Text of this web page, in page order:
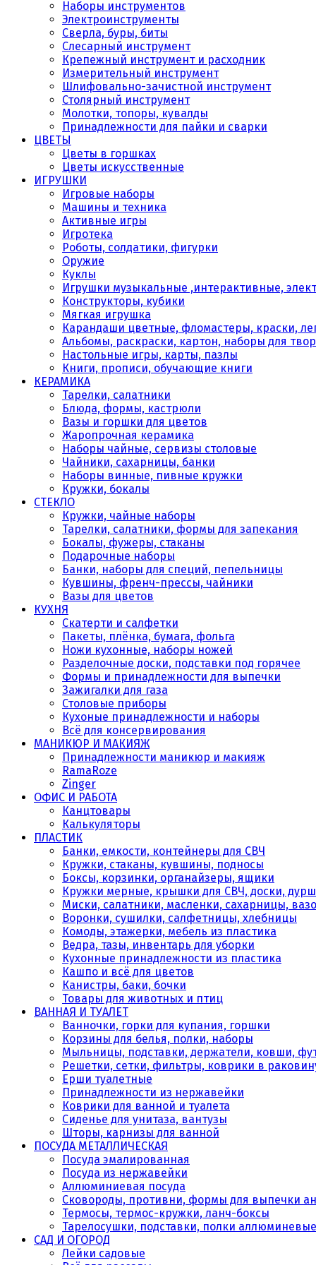
Наборы инструментов
Электроинструменты
Сверла, буры, биты
Слесарный инструмент
Крепежный инструмент и расходник
Измерительный инструмент
Шлифовально-зачистной инструмент
Столярный инструмент
Молотки, топоры, кувалды
Принадлежности для пайки и сварки
ЦВЕТЫ
Цветы в горшках
Цветы искусственные
ИГРУШКИ
Игровые наборы
Машины и техника
Активные игры
Игротека
Роботы, солдатики, фигурки
Оружие
Куклы
Игрушки музыкальные ,интерактивные,
Конструкторы, кубики
Мягкая игрушка
Карандаши цветные, фломастеры, краски,
Альбомы, раскраски, картон, наборы для
Настольные игры, карты, пазлы
Книги, прописи, обучающие книги
КЕРАМИКА
Тарелки, салатники
Блюда, формы, кастрюли
Вазы и горшки для цветов
Жаропрочная керамика
Наборы чайные, сервизы столовые
Чайники, сахарницы, банки
Наборы винные, пивные кружки
Кружки, бокалы
СТЕКЛО
Кружки, чайные наборы
Тарелки, салатники, формы для запекания
Бокалы, фужеры, стаканы
Подарочные наборы
Банки, наборы для специй, пепельницы
Кувшины, френч-прессы, чайники
Вазы для цветов
КУХНЯ
Скатерти и салфетки
Пакеты, плёнка, бумага, фольга
Ножи кухонные, наборы ножей
Разделочные доски, подставки под горячее
Формы и принадлежности для выпечки
Зажигалки для газа
Столовые приборы
Кухоные принадлежности и наборы
Всё для консервирования
МАНИКЮР И МАКИЯЖ
Принадлежности маникюр и макияж
RamaRoze
Zinger
ОФИС И РАБОТА
Канцтовары
Калькуляторы
ПЛАСТИК
Банки, емкости, контейнеры для СВЧ
Кружки, стаканы, кувшины, подносы
Боксы, корзинки, органайзеры, ящики
Кружки мерные, крышки для СВЧ, доски,
Миски, салатники, масленки, сахарницы,
Воронки, сушилки, салфетницы, хлебницы
Комоды, этажерки, мебель из пластика
Ведра, тазы, инвентарь для уборки
Кухонные принадлежности из пластика
Кашпо и всё для цветов
Канистры, баки, бочки
Товары для животных и птиц
ВАННАЯ И ТУАЛЕТ
Ванночки, горки для купания, горшки
Корзины для белья, полки, наборы
Мыльницы, подставки, держатели, ковши,
Решетки, сетки, фильтры, коврики в
Ерши туалетные
Принадлежности из нержавейки
Коврики для ванной и туалета
Сиденье для унитаза, вантузы
Шторы, карнизы для ванной
ПОСУДА МЕТАЛЛИЧЕСКАЯ
Посуда эмалированная
Посуда из нержавейки
Аллюминиевая посуда
Сковороды, противни, формы для выпечки
Термосы, термос-кружки, ланч-боксы
Тарелосушки, подставки, полки аллюминевые
САД И ОГОРОД
Лейки садовые